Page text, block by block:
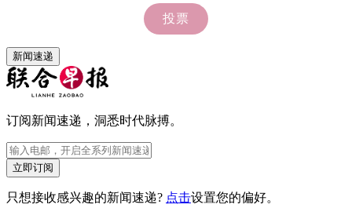
新闻速递
订阅新闻速递，洞悉时代脉搏。
立即订阅
只想接收感兴趣的新闻速递? 点击设置您的偏好。